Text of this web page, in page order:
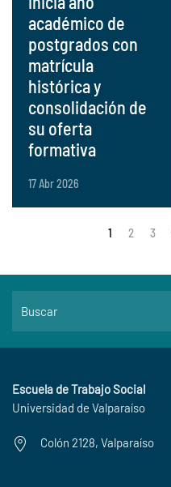
académico de
postgrados con
matrícula
histórica y
consolidación de
su oferta
formativa
17 Abr 2026
1 2 3
Escuela de Trabajo Social
Universidad de Valparaíso
Colón 2128, Valparaíso